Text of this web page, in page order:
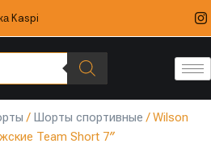
Kaspi
/ Шорты спортивные / Wilson
Team Short 7″